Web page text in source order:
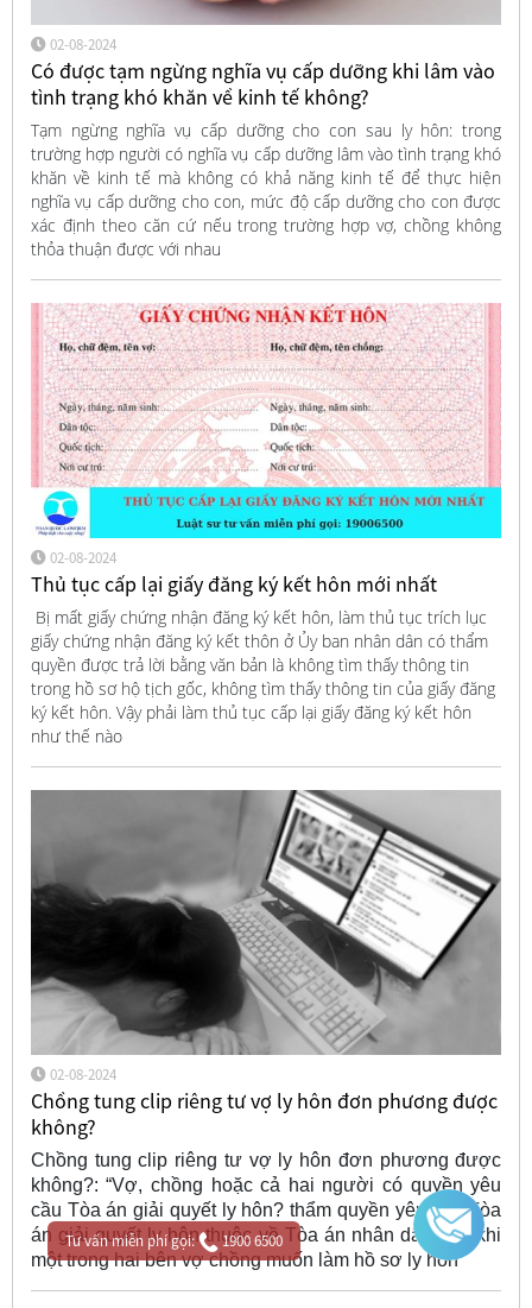
02-08-2024
Có được tạm ngừng nghĩa vụ cấp dưỡng khi lâm vào
tình trạng khó khăn về kinh tế không?
Tạm ngừng nghĩa vụ cấp dưỡng cho con sau ly hôn: trong
trường hợp người có nghĩa vụ cấp dưỡng lâm vào tình trạng khó
khăn về kinh tế mà không có khả năng kinh tế để thực hiện
nghĩa vụ cấp dưỡng cho con, mức độ cấp dưỡng cho con được
xác định theo căn cứ nếu trong trường hợp vợ, chồng không
thỏa thuận được với nhau
02-08-2024
Thủ tục cấp lại giấy đăng ký kết hôn mới nhất
Bị mất giấy chứng nhận đăng ký kết hôn, làm thủ tục trích lục
giấy chứng nhận đăng ký kết thôn ở Ủy ban nhân dân có thẩm
quyền được trả lời bằng văn bản là không tìm thấy thông tin
trong hồ sơ hộ tịch gốc, không tìm thấy thông tin của giấy đăng
ký kết hôn. Vậy phải làm thủ tục cấp lại giấy đăng ký kết hôn
như thế nào
02-08-2024
Chồng tung clip riêng tư vợ ly hôn đơn phương được
không?
Chồng tung clip riêng tư vợ ly hôn đơn phương được
không?: “Vợ, chồng hoặc cả hai người có quyền yêu
cầu Tòa án giải quyết ly hôn? thẩm quyền yêu cầu Tòa
án giải quyết ly hôn thuộc về Tòa án nhân dân nào khi
một trong hai bên vợ chồng muốn làm hồ sơ ly hôn
Tư vấn miễn phí gọi: 1900 6500